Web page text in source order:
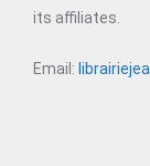
its affiliates.
Email: